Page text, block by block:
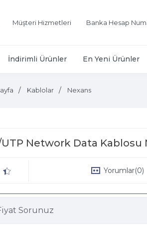
Müşteri Hizmetleri Banka Hesap
İndirimli Ürünler En Yeni Ürünler
Kablolar Nexans
UTP Network Data Kablosu
Yorumlar(0)
Sorunuz